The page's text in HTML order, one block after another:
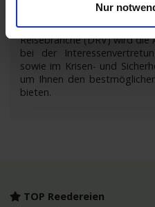
Nur
Als Mitglied
Reisebranche (DRV) wird
bei der
sowie im Krisen- und
um Ihnen den
bieten.
TOP Reedereien